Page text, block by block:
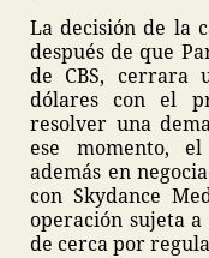
La decisión de la
después de que
de CBS, cerrara
dólares con el
resolver una
ese momento,
además en
con Skydance
operación sujeta
de cerca por